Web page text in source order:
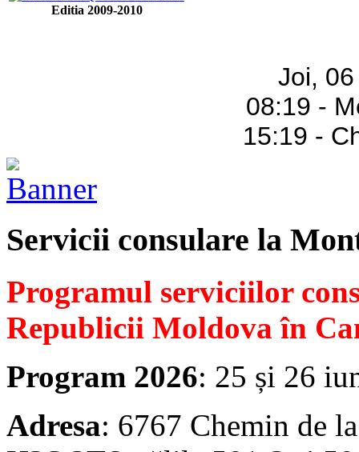
Editia 2009-2010
Joi,
08:19 -
15:19 -
Servicii consulare la
Programul serviciilor
Republicii Moldova în
Program 2026: 25 și 26
Adresa: 6767 Chemin de